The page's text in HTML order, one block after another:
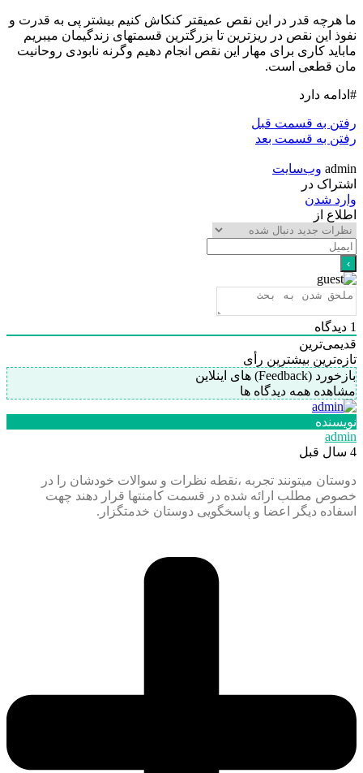
ما هرچه قدر در این نقص عمیقتر کنکاش کنیم بیشتر پی به قدرت و
نفوذ این نقص در ریزترین تا بزرگترین قسمتهای زندگیمان میبریم
ماباید کاری برای مهار این نقص انجام دهیم وگرنه نابودی روحانیت
مان قطعی است.
#ادامه دارد
رفتن به قسمت قبل
رفتن به قسمت بعد
admin وب‌سایت
اشتراک در
وارد شدن
اطلاع از
1 دیدگاه
قدیمی‌ترین
تازه‌ترین بیشترین رأی
بازخورد (Feedback) های اینلاین
مشاهده همه دیدگاه ها
نویسنده
admin
4 سال قبل
دوستان میتونند تجربه ،نقطه نظرات و سوالات خودشان را در
خصوص مطلب ارائه شده در قسمت کامنتها قرار دهند چهت
اسفاده دیگر اعضا و پاسخگویی دوستان خدمتگزار.